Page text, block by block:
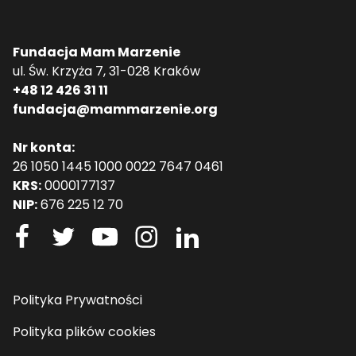
Fundacja Mam Marzenie
ul. Św. Krzyża 7, 31-028 Kraków
+48 12 426 31 11
fundacja@mammarzenie.org
Nr konta:
26 1050 1445 1000 0022 7647 0461
KRS:0000177137
NIP:676 225 12 70
Polityka Prywatności
Polityka plików cookies